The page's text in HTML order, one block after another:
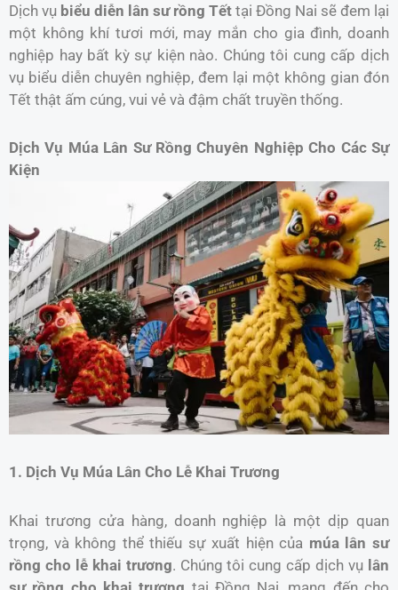
Dịch vụ biểu diễn lân sư rồng Tết tại Đồng Nai sẽ đem lại
một không khí tươi mới, may mắn cho gia đình, doanh
nghiệp hay bất kỳ sự kiện nào. Chúng tôi cung cấp dịch
vụ biểu diễn chuyên nghiệp, đem lại một không gian đón
Tết thật ấm cúng, vui vẻ và đậm chất truyền thống.
Dịch Vụ Múa Lân Sư Rồng Chuyên Nghiệp Cho Các Sự
Kiện
1. Dịch Vụ Múa Lân Cho Lễ Khai Trương
Khai trương cửa hàng, doanh nghiệp là một dịp quan
trọng, và không thể thiếu sự xuất hiện của múa lân sư
rồng cho lễ khai trương. Chúng tôi cung cấp dịch vụ lân